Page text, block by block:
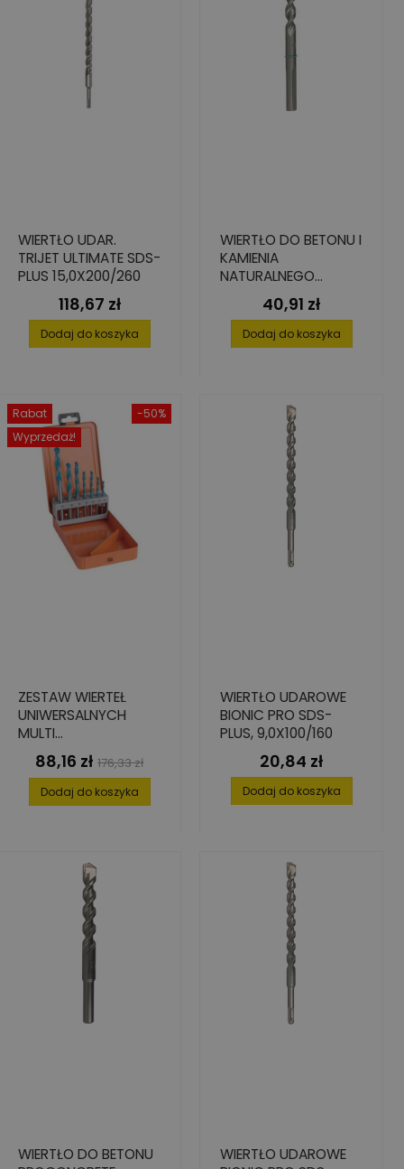
WIERTŁO UDAR.
TRIJET ULTIMATE SDS-
PLUS 15,0X200/260
Cena
118,67 zł
Dodaj do koszyka
WIERTŁO DO BETONU I
KAMIENIA
NATURALNEGO
PROXTREME, 10.0 MM
X 185 MM X 250 MM
Cena
40,91 zł
Dodaj do koszyka
-50%
Rabat
Wyprzedaż!
ZESTAW WIERTEŁ
UNIWERSALNYCH
MULTI
CONSTRUCTION, 7
ELEMENT. 4-12
Cena
88,16 zł Cena
podstawowa
176,33 zł
Dodaj do koszyka
WIERTŁO UDAROWE
BIONIC PRO SDS-
PLUS, 9,0X100/160
Cena
20,84 zł
Dodaj do koszyka
WIERTŁO DO BETONU
WIERTŁO UDAROWE